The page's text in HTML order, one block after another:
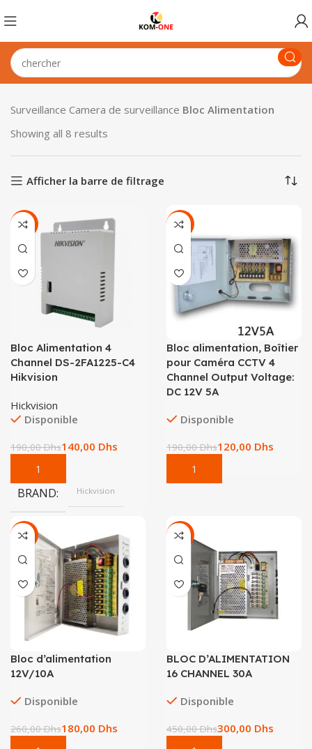
Surveillance Camera de surveillance Bloc Alimentation
Showing all 8 results
Afficher la barre de filtrage
-26%
Bloc Alimentation 4
Channel DS-2FA1225-C4
Hikvision
Hickvision
Disponible
190,00Dhs140,00 Dhs
BRAND Hickvision
-37%
Bloc alimentation, Boîtier
pour Caméra CCTV 4
Channel Output Voltage:
DC 12V 5A
Disponible
190,00Dhs120,00 Dhs
-31%
Bloc d’alimentation
12V/10A
Disponible
260,00Dhs180,00 Dhs
-33%
BLOC D’ALIMENTATION
16 CHANNEL 30A
Disponible
450,00Dhs300,00 Dhs